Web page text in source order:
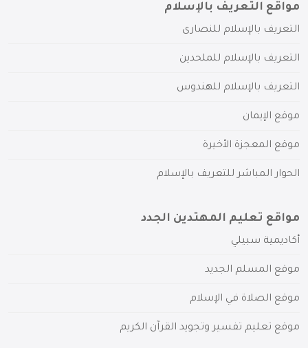
مواقع التعريف بالإسلام
التعريف بالإسلام للنصارى
التعريف بالإسلام للملحدين
التعريف بالإسلام للهندوس
موقع الإيمان
موقع المعجزة الأخيرة
الحوار المباشر للتعريف بالإسلام
مواقع تعليم المهتدين الجدد
أكاديمية سبيلي
موقع المسلم الجديد
موقع الصلاة في الإسلام
موقع تعليم تفسير وتجويد القرآن الكريم